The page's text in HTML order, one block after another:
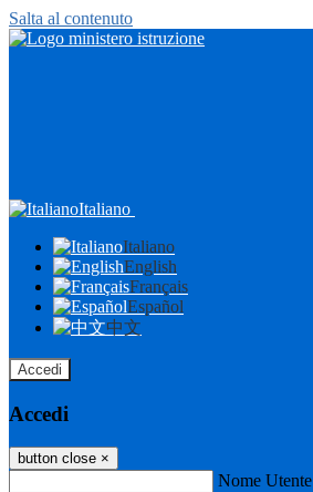
Salta al contenuto
Italiano
Italiano
English
Français
Español
中文
Accedi
Accedi
button close ×
Nome Utente